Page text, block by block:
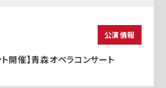
公演情報
ト開催】青森オペラコンサート